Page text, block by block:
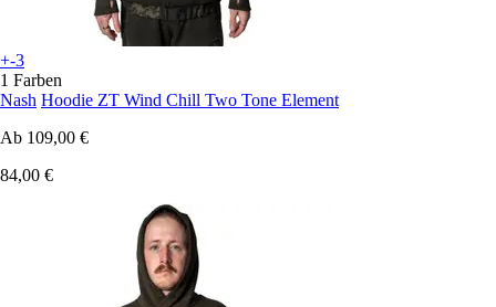
+-3
1 Farben
Nash Hoodie ZT Wind Chill Two Tone Element
Ab 109,00 €
84,00 €